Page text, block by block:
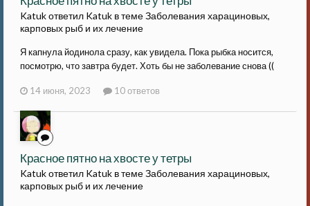
Katuk ответил Katuk в темеЗаболевания харациновых,
карповых рыб и их лечение
Я капнула йодинола сразу, как увидела. Пока рыбка носится,
посмотрю, что завтра будет. Хоть бы не заболевание снова ((
14 июня, 2023 10 ответов
Красное пятно на хвосте у тетры
Katuk ответил Katuk в темеЗаболевания харациновых,
карповых рыб и их лечение